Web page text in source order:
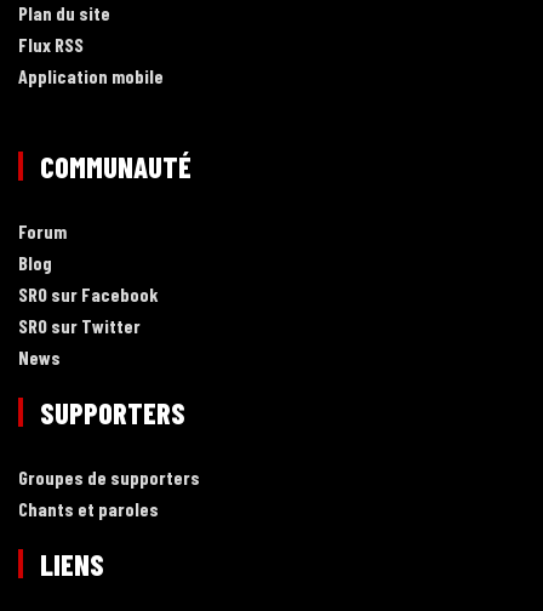
Plan du site
Flux RSS
Application mobile
COMMUNAUTÉ
Forum
Blog
SRO sur Facebook
SRO sur Twitter
News
SUPPORTERS
Groupes de supporters
Chants et paroles
LIENS